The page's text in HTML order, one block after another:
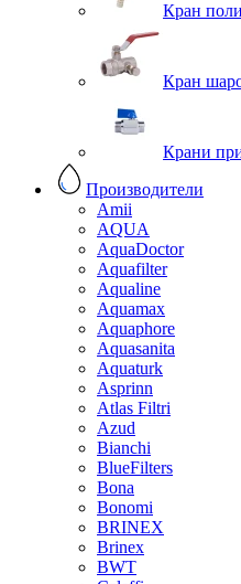
Кран
Кран
Крани
Производители
Amii
AQUA
AquaDoctor
Aquafilter
Aqualine
Aquamax
Aquaphore
Aquasanita
Aquaturk
Asprinn
Atlas Filtri
Azud
Bianchi
BlueFilters
Bona
Bonomi
BRINEX
Brinex
BWT